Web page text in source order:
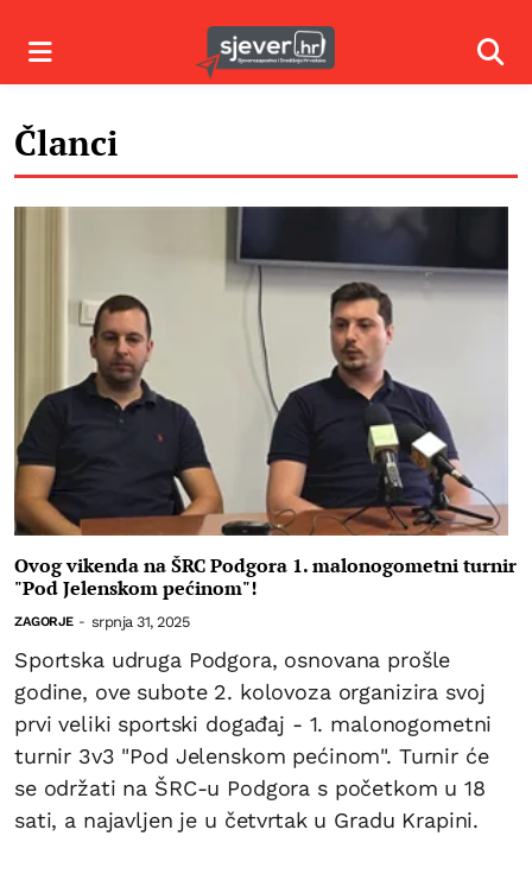
Izbornik
Članci
Ovog vikenda na ŠRC Podgora 1. malonogometni turnir
"Pod Jelenskom pećinom"!
ZAGORJE - srpnja 31, 2025
Sportska udruga Podgora, osnovana prošle
godine, ove subote 2. kolovoza organizira svoj
prvi veliki sportski događaj - 1. malonogometni
turnir 3v3 "Pod Jelenskom pećinom". Turnir će
se održati na ŠRC-u Podgora s početkom u 18
sati, a najavljen je u četvrtak u Gradu Krapini.